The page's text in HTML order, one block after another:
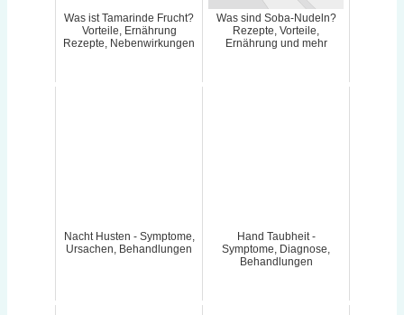
Was ist Tamarinde Frucht?
Vorteile, Ernährung
Rezepte, Nebenwirkungen
Was sind Soba-Nudeln?
Rezepte, Vorteile,
Ernährung und mehr
Nacht Husten - Symptome,
Ursachen, Behandlungen
Hand Taubheit -
Symptome, Diagnose,
Behandlungen